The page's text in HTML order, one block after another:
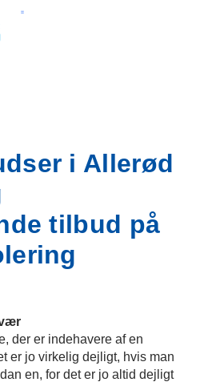
i Allerød
tilbud på
der er indehavere af en
er jo virkelig dejligt, hvis man
en, for det er jo altid dejligt